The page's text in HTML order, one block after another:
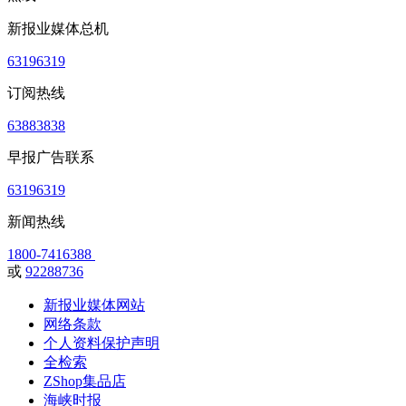
新报业媒体总机
63196319
订阅热线
63883838
早报广告联系
63196319
新闻热线
1800-7416388
或 92288736
新报业媒体网站
网络条款
个人资料保护声明
全检索
ZShop集品店
海峡时报